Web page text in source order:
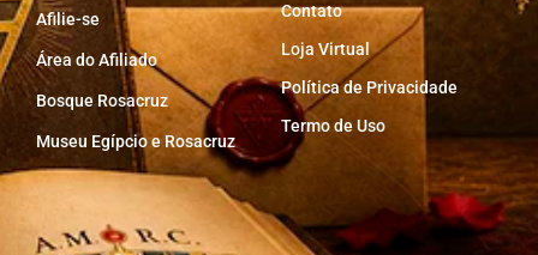
Afilie-se
Área do Afiliado
Bosque Rosacruz
Museu Egípcio e Rosacruz
Contato
Loja Virtual
Política de Privacidade
Termo de Uso